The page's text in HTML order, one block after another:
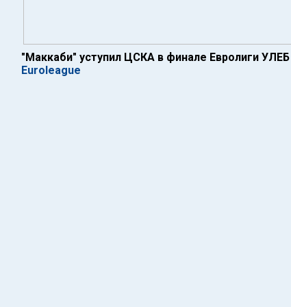
"Маккаби" уступил ЦСКА в финале Евролиги УЛЕБ
Euroleague